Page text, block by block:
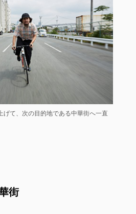
げて、次の目的地である中華街へ一直
街